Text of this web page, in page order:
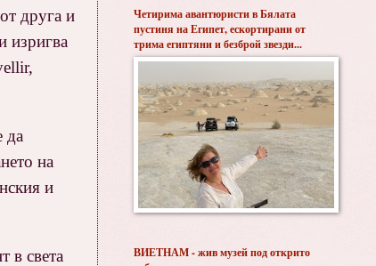
друга и
изригва
да
на
и
в света
Четирима авантюристи в Бялата
пустиня на Египет, ескортирани от
трима египтяни и безброй звезди...
ВИЕТНАМ - жив музей под открито